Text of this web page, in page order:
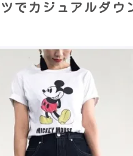
でカジュアルダウ